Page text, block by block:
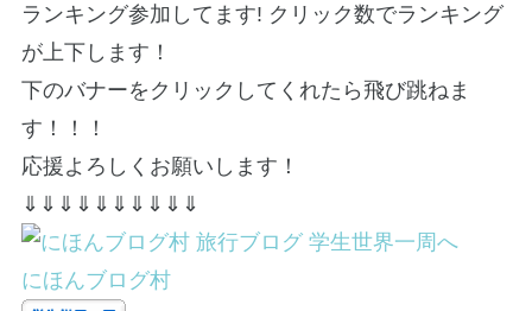
ランキング参加してます! クリック数でランキング
が上下します！
下のバナーをクリックしてくれたら飛び跳ねま
す！！！
応援よろしくお願いします！
⇓⇓⇓⇓⇓⇓⇓⇓⇓⇓
にほんブログ村